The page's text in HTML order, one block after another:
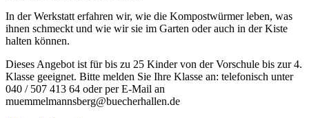
In der Werkstatt erfahren wir, wie die Kompostwürmer leben, was
ihnen schmeckt und wie wir sie im Garten oder auch in der Kiste
halten können.
Dieses Angebot ist für bis zu 25 Kinder von der Vorschule bis zur 4.
Klasse geeignet. Bitte melden Sie Ihre Klasse an: telefonisch unter
040 / 507 413 64 oder per E-Mail an
muemmelmannsberg@buecherhallen.de